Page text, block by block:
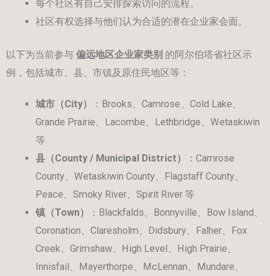
每个社区有自己安排探索访问的流程。
社区有权选择与他们认为合适的潜在企业家会面。
以下为当前参与 偏远地区企业家类别 的阿尔伯塔省社区示
例，包括城市、县、市镇及原住民地区等：
城市（City）
：Brooks、Camrose、Cold Lake、
Grande Prairie、Lacombe、Lethbridge、Wetaskiwin
等
县（County / Municipal District）
：Camrose
County、Wetaskiwin County、Flagstaff County、
Peace、Smoky River、Spirit River 等
镇（Town）
：Blackfalds、Bonnyville、Bow Island、
Coronation、Claresholm、Didsbury、Falher、Fox
Creek、Grimshaw、High Level、High Prairie、
Innisfail、Mayerthorpe、McLennan、Mundare、